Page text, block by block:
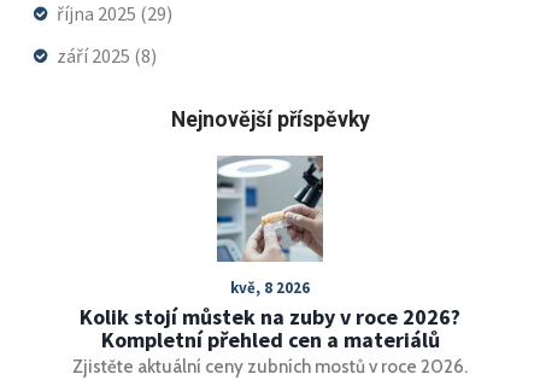
října 2025 (29)
září 2025 (8)
Nejnovější příspěvky
kvě, 8 2026
Kolik stojí můstek na zuby v roce 2026?
Kompletní přehled cen a materiálů
Zjistěte aktuální ceny zubních mostů v roce 2026.